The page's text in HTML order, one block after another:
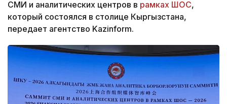
СМИ и аналитических центров в рамках ШОС,
который состоялся в столице Кыргызстана,
передает агентство Kazinform.